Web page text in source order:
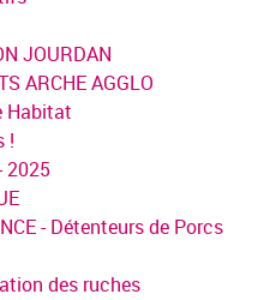
JOURDAN
ARCHE AGGLO
Habitat
!
2025
- Détenteurs de Porcs
des ruches